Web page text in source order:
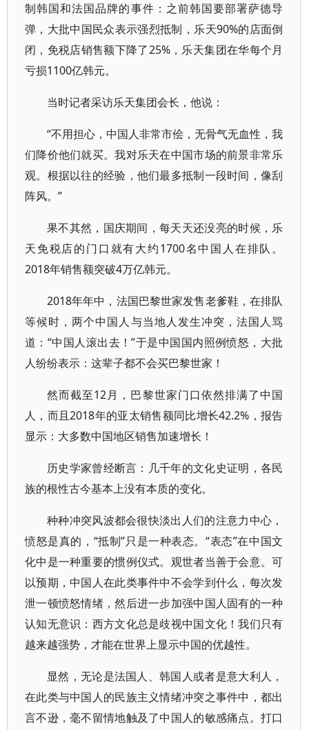
制韩国和法国品牌的事件：之前韩国要部署萨德导
弹，大批中国民众表示强烈抵制，乐天90%的店面倒
闭，免税店销售额下降了25%，乐天集团在华每个月
亏损1100亿韩元。
当时记者采访乐天集团会长，他说：
“不用担心，中国人非常市侩，无骨气无血性，我
们降价他们就买。我对乐天在中国市场的前景非常乐
观。根据以往的经验，他们最多抵制一段时间，像刮
阵风。”
果不其然，国庆期间，每天天还没亮的时候，乐
天免税店的门口就有大约1700名中国人在排队。
2018年销售额突破4万亿韩元。
2018年年中，法国巴黎世家发售老爹鞋，在排队
等候时，两个中国人与当地人发生冲突，法国人骂
道：“中国人滚出去！”于是中国国内照例愤怒，大批
人纷纷表示：这辈子都不会买巴黎世家！
然而截至12月，巴黎世家门口依然排满了中国
人，而且2018年的亚太销售额同比增长42.2%，报告
显示：大多数中国地区销售加速增长！
历史学家曾经断言：几千年的文化史证明，各民
族的根性古今基本上没有本质的变化。
种种冲突风波都会很快淡出人们的注意力中心，
愤怒是真的，“抵制”只是一种表态。“表态”在中国文
化中是一种重要的惯例仪式。观世者当善于会意。可
以预期，中国人在此类事件中不会学到什么，每次发
泄一顿愤怒情绪，然后进一步加强中国人固有的一种
认知无意识：西方文化总是歧视中国文化！我们只有
越来越强势，才能在世界上显示中国的优越性。
显然，无论是法国人、韩国人或者是意大利人，
在此类与中国人的民族主义情绪冲突之事件中，都出
言不逊，毫不留情地触及了中国人的敏感痛点。打口